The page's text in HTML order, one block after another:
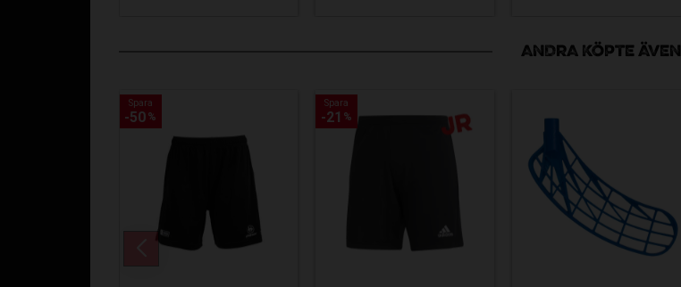
ANDRA KÖPTE ÄVEN
Spara
50 %
Spara
50 %
Spara
21 %
Spara
21 %